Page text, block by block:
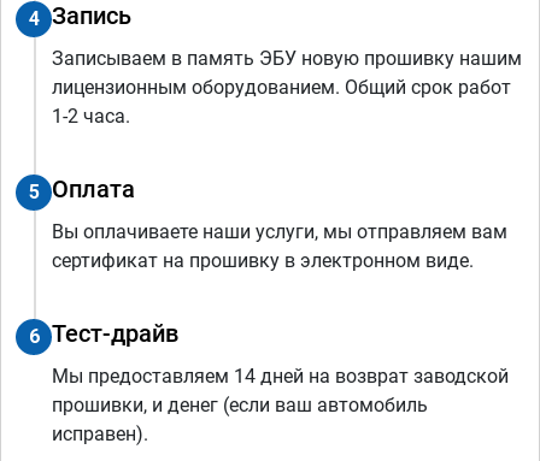
4 Запись
Записываем в память ЭБУ новую прошивку нашим
лицензионным оборудованием. Общий срок работ
1-2 часа.
5 Оплата
Вы оплачиваете наши услуги, мы отправляем вам
сертификат на прошивку в электронном виде.
6 Тест-драйв
Мы предоставляем 14 дней на возврат заводской
прошивки, и денег (если ваш автомобиль
исправен).